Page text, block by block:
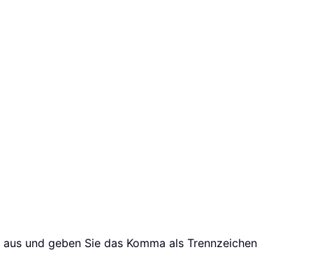
aus und geben Sie das Komma als Trennzeichen